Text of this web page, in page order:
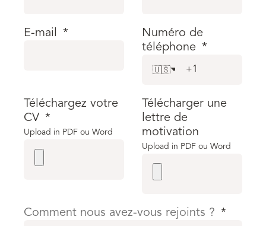
E-mail *
Numéro de
téléphone *
🇺🇸
Téléchargez votre
CV *
Upload in PDF ou Word
Télécharger une
lettre de
motivation
Upload in PDF ou Word
Comment nous avez-vous rejoints ? *